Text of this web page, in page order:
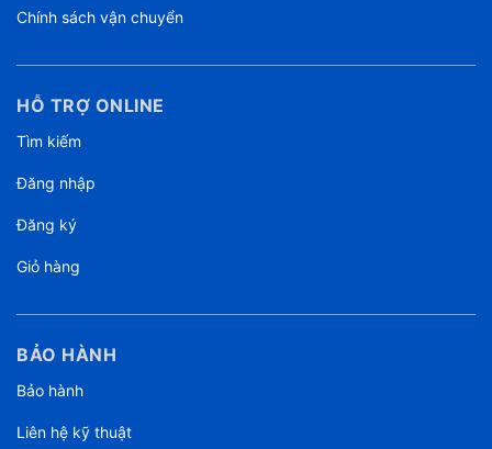
Chính sách vận chuyển
HỖ TRỢ ONLINE
Tìm kiếm
Đăng nhập
Đăng ký
Giỏ hàng
BẢO HÀNH
Bảo hành
Liên hệ kỹ thuật